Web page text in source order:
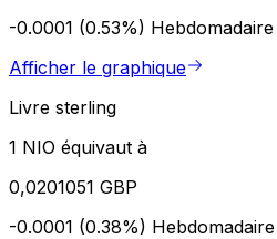
-0.0001 (0.53%) Hebdomadaire
Afficher le graphique
Livre sterling
1 NIO équivaut à
0,0201051 GBP
-0.0001 (0.38%) Hebdomadaire